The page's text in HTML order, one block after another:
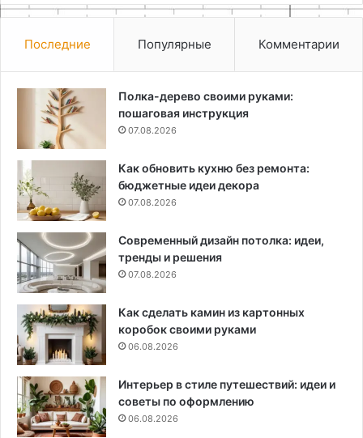
Последние Популярные Комментарии
Полка-дерево своими руками:
пошаговая инструкция
07.08.2026
Как обновить кухню без ремонта:
бюджетные идеи декора
07.08.2026
Современный дизайн потолка: идеи,
тренды и решения
07.08.2026
Как сделать камин из картонных
коробок своими руками
06.08.2026
Интерьер в стиле путешествий: идеи и
советы по оформлению
06.08.2026